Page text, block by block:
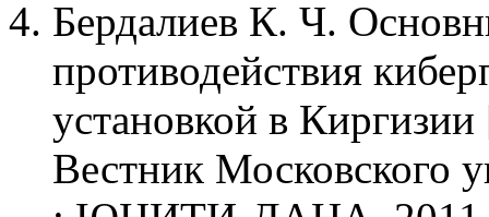
Бердалиев К. Ч.
противодействия
установкой в
Вестник Московского